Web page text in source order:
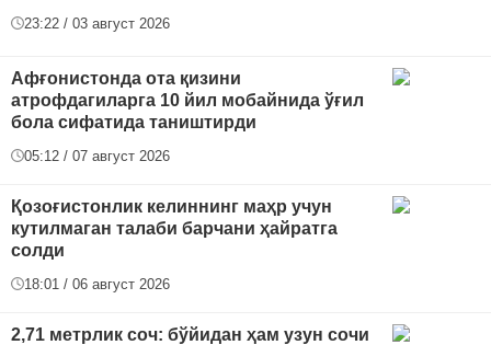
23:22 / 03 август 2026
Афғонистонда ота қизини
атрофдагиларга 10 йил мобайнида ўғил
бола сифатида таништирди
05:12 / 07 август 2026
Қозоғистонлик келиннинг маҳр учун
кутилмаган талаби барчани ҳайратга
солди
18:01 / 06 август 2026
2,71 метрлик соч: бўйидан ҳам узун сочи